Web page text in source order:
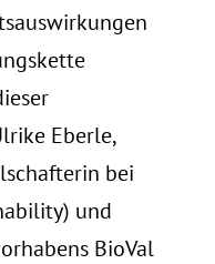
Eberle,
bei
und
BioVal